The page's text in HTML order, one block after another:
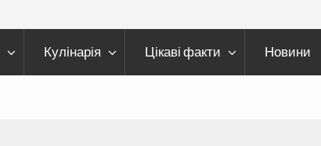
Кулінарія Цікаві факти Новини